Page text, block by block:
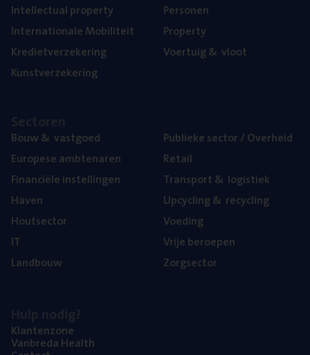
Intel­lec­tu­al property
Inter­na­ti­o­na­le Mobiliteit
Kre­diet­ver­ze­ke­ring
Kunst­ver­ze­ke­ring
Per­so­nen
Pro­per­ty
Voer­tuig& vloot
Bouw& vastgoed
Euro­pe­se ambtenaren
Finan­ci­ë­le instellingen
Haven
Hout­sec­tor
IT
Land­bouw
Publie­ke sec­tor / Overheid
Retail
Trans­port& logistiek
Upcy­cling& recycling
Voe­ding
Vrije beroe­pen
Zorg­sec­tor
Klan­ten­zo­ne
Van­b­re­da Health